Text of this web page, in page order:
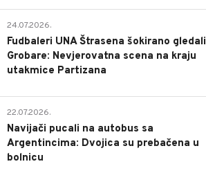
24.07.2026.
Fudbaleri UNA Štrasena šokirano gledali
Grobare: Nevjerovatna scena na kraju
utakmice Partizana
22.07.2026.
Navijači pucali na autobus sa
Argentincima: Dvojica su prebačena u
bolnicu